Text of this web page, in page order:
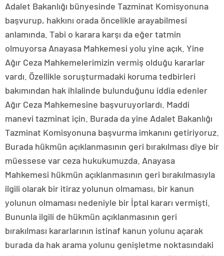
Adalet Bakanlığı bünyesinde Tazminat Komisyonuna
başvurup, hakkını orada öncelikle arayabilmesi
anlamında. Tabi o karara karşı da eğer tatmin
olmuyorsa Anayasa Mahkemesi yolu yine açık. Yine
Ağır Ceza Mahkemelerimizin vermiş olduğu kararlar
vardı. Özellikle soruşturmadaki koruma tedbirleri
bakımından hak ihlalinde bulunduğunu iddia edenler
Ağır Ceza Mahkemesine başvuruyorlardı. Maddi
manevi tazminat için. Burada da yine Adalet Bakanlığı
Tazminat Komisyonuna başvurma imkanını getiriyoruz.
Burada hükmün açıklanmasının geri bırakılması diye bir
müessese var ceza hukukumuzda. Anayasa
Mahkemesi hükmün açıklanmasının geri bırakılmasıyla
ilgili olarak bir itiraz yolunun olmaması, bir kanun
yolunun olmaması nedeniyle bir İptal kararı vermişti.
Bununla ilgili de hükmün açıklanmasının geri
bırakılması kararlarının istinaf kanun yolunu açarak
burada da hak arama yolunu genişletme noktasındaki